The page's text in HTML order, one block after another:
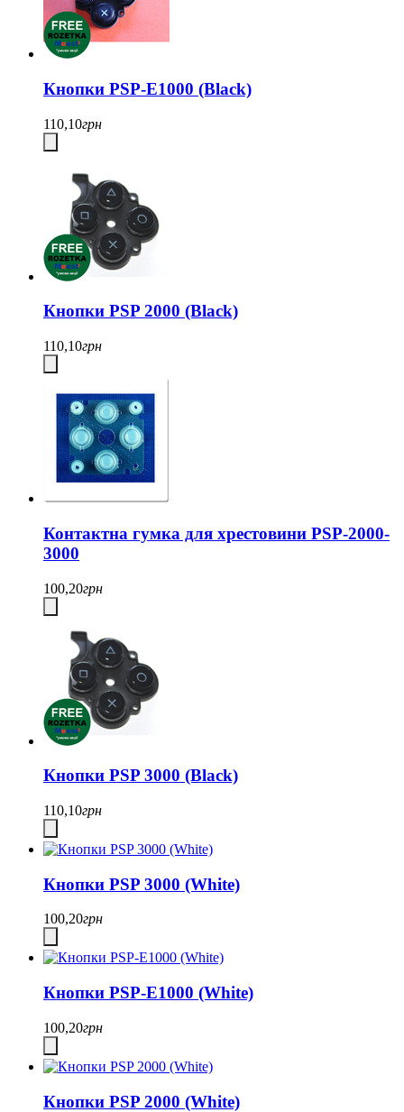
Кнопки PSP-E1000 (Black)
110,10грн
Кнопки PSP 2000 (Black)
110,10грн
Контактна гумка для хрестовини PSP-2000-
3000
100,20грн
Кнопки PSP 3000 (Black)
110,10грн
Кнопки PSP 3000 (White)
100,20грн
Кнопки PSP-E1000 (White)
100,20грн
Кнопки PSP 2000 (White)